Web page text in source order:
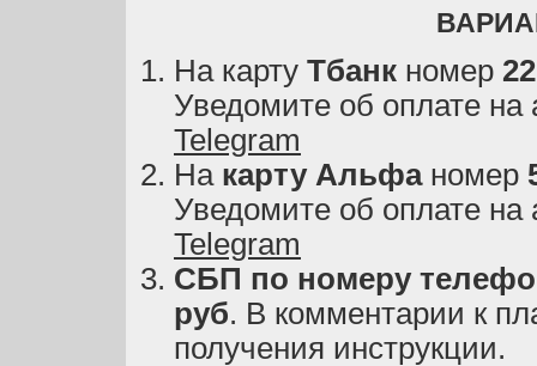
На карту Тбанк номер
Уведомите об оплате на
Telegram
На карту Альфаномер
Уведомите об оплате на
Telegram
СБП по номеру
руб. В комментарии к
получения инструкции.